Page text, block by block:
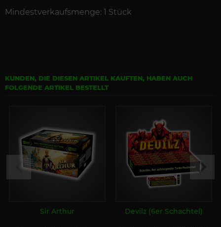
Mindestverkaufsmenge: 1 Stück
KUNDEN, DIE DIESEN ARTIKEL KAUFTEN, HABEN AUCH
FOLGENDE ARTIKEL BESTELLT
Sir Arthur Devilz (6er Schachtel)